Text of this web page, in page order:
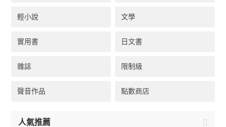
輕小說 文學
實用書 日文書
雜誌 限制級
聲音作品 點數商店
人氣推薦